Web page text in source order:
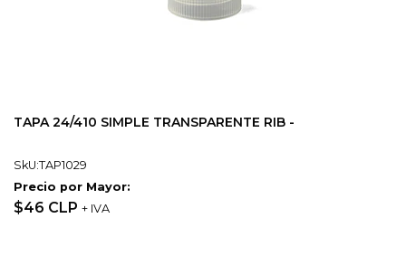
TAPA 24/410 SIMPLE TRANSPARENTE RIB -
SkU:TAP1029
Precio por Mayor:
$46 CLP + IVA